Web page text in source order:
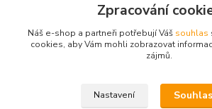
+420774877333
obchod@zipsy.cz
Zpracování
Náš e-shop a partneři potřebují Váš souhlas
cookies, aby Vám mohli zobrazovat
zájmů.
Nastavení